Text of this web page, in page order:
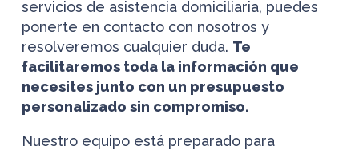
servicios de asistencia domiciliaria, puedes
ponerte en contacto con nosotros y
resolveremos cualquier duda. Te
facilitaremos toda la información que
necesites junto con un presupuesto
personalizado sin compromiso.
Nuestro equipo está preparado para